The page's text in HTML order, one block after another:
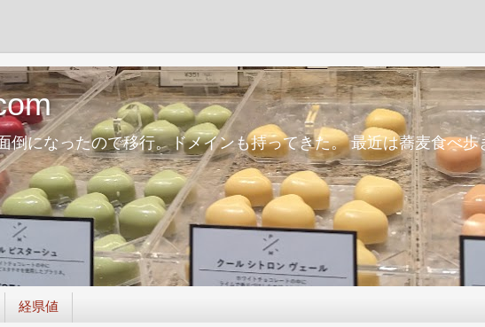
倒になったので移行。ドメインも持ってきた。 最近は蕎麦食べ歩
経県値